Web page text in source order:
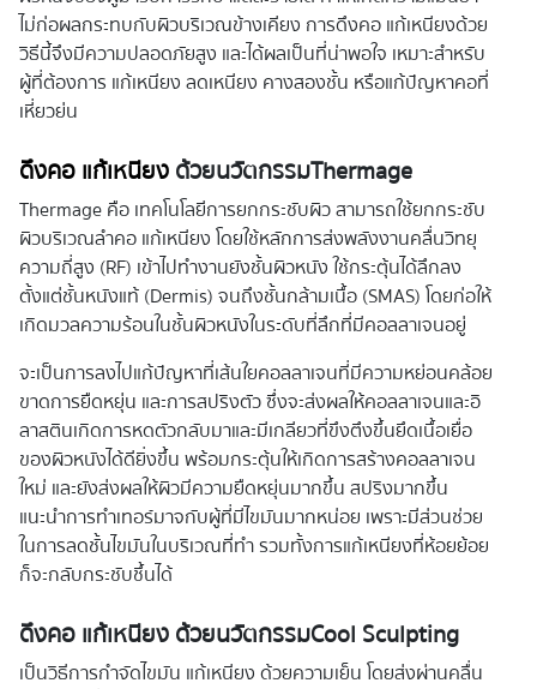
ไม่ก่อผลกระทบกับผิวบริเวณข้างเคียง การดึงคอ แก้เหนียงด้วย
วิธีนี้จึงมีความปลอดภัยสูง และได้ผลเป็นที่น่าพอใจ เหมาะสำหรับ
ผู้ที่ต้องการ แก้เหนียง ลดเหนียง คางสองชั้น หรือแก้ปัญหาคอที่
เหี่ยวย่น
ดึงคอ แก้เหนียงด้วยนวัตกรรมThermage
Thermage คือ เทคโนโลยีการยกกระชับผิว สามารถใช้ยกกระชับ
ผิวบริเวณลำคอ แก้เหนียง โดยใช้หลักการส่งพลังงานคลื่นวิทยุ
ความถี่สูง (RF) เข้าไปทำงานยังชั้นผิวหนัง ใช้กระตุ้นได้ลึกลง
ตั้งแต่ชั้นหนังแท้ (Dermis) จนถึงชั้นกล้ามเนื้อ (SMAS) โดยก่อให้
เกิดมวลความร้อนในชั้นผิวหนังในระดับที่ลึกที่มีคอลลาเจนอยู่
จะเป็นการลงไปแก้ปัญหาที่เส้นใยคอลลาเจนที่มีความหย่อนคล้อย
ขาดการยืดหยุ่น และการสปริงตัว ซึ่งจะส่งผลให้คอลลาเจนและอิ
ลาสตินเกิดการหดตัวกลับมาและมีเกลียวที่ขึงตึงขึ้นยึดเนื้อเยื่อ
ของผิวหนังได้ดียิ่งขึ้น พร้อมกระตุ้นให้เกิดการสร้างคอลลาเจน
ใหม่ และยังส่งผลให้ผิวมีความยืดหยุ่นมากขึ้น สปริงมากขึ้น
แนะนำการทำเทอร์มาจกับผู้ที่มีไขมันมากหน่อย เพราะมีส่วนช่วย
ในการลดชั้นไขมันในบริเวณที่ทำ รวมทั้งการแก้เหนียงที่ห้อยย้อย
ก็จะกลับกระชับชึ้นได้
ดึงคอ แก้เหนียง ด้วยนวัตกรรมCool Sculpting
เป็นวิธีการกำจัดไขมัน แก้เหนียง ด้วยความเย็น โดยส่งผ่านคลื่น